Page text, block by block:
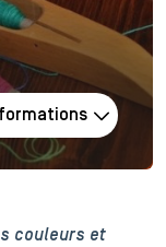
couleurs et